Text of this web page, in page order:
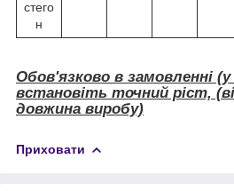
стего
н
Обов'язково в замовленні
встановіть точний ріст,
довжина виробу)
Приховати